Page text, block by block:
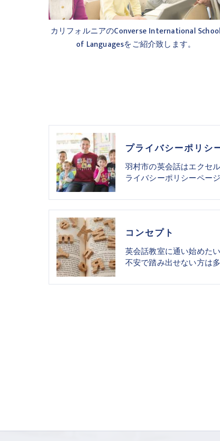
カリフォルニアのConverse International
of Languagesをご紹介致します。
プライバシーポリシ
羽村市の英会話はエクセ
ライバシーポリシーペー
コンセプト
英会話教室に通い始めた
不安で踏み出せない方は